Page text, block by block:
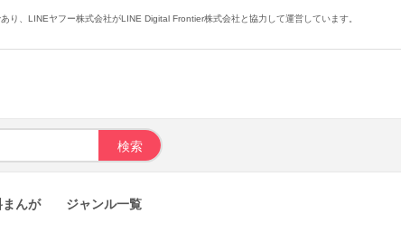
、LINEヤフー株式会社がLINE Digital Frontier株式会社と協力して運営しています。
まんが ジャンル一覧